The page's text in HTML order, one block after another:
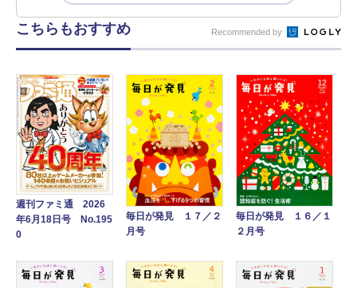
こちらもおすすめ Recommended by
週刊ファミ通 2026
年6月18日号 No.195
0
毎日が発見 １７／２
月号
毎日が発見 １６／１
２月号